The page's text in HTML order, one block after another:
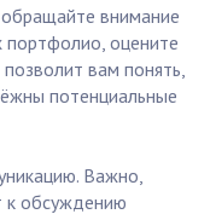
внимание
портфолио, оцените
вам понять,
потенциальные
Важно,
к обсуждению